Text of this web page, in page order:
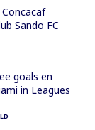
Sando FC
goals en
in Leagues